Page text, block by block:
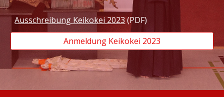
Ausschreibung Keikokei 2023(PDF)
Anmeldung Keikokei 2023